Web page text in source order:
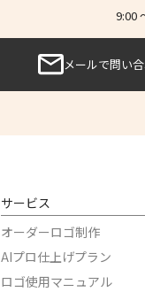
9:00
メールで問い
サービス
オーダーロゴ制作
AIプロ仕上げプラン
ロゴ使用マニュアル